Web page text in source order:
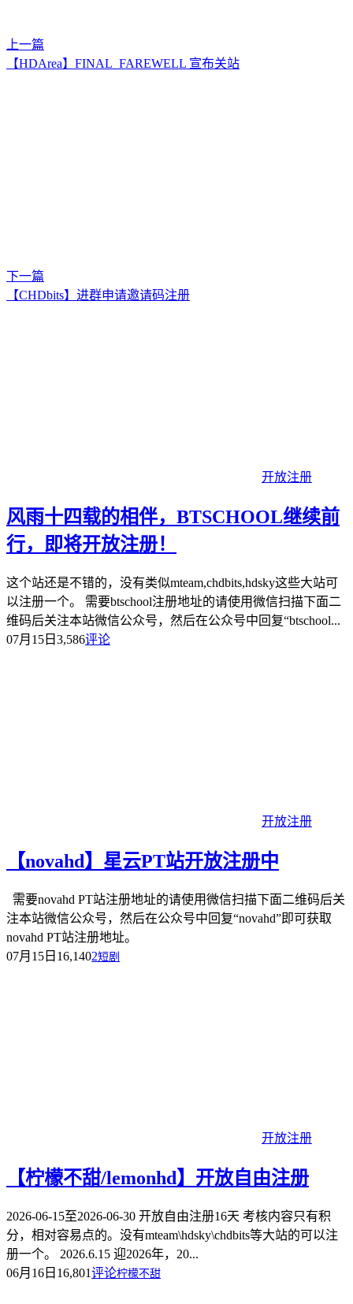
上一篇
【HDArea】FINAL_FAREWELL 宣布关站
下一篇
【CHDbits】进群申请邀请码注册
开放注册
风雨十四载的相伴，BTSCHOOL继续前
行，即将开放注册！
这个站还是不错的，没有类似mteam,chdbits,hdsky这些大站可
以注册一个。 需要btschool注册地址的请使用微信扫描下面二
维码后关注本站微信公众号，然后在公众号中回复“btschool...
07月15日 3,586评论
开放注册
【novahd】星云PT站开放注册中
需要novahd PT站注册地址的请使用微信扫描下面二维码后关
注本站微信公众号，然后在公众号中回复“novahd”即可获取
novahd PT站注册地址。
07月15日 16,1402短剧
开放注册
【柠檬不甜/lemonhd】开放自由注册
2026-06-15至2026-06-30 开放自由注册16天 考核内容只有积
分，相对容易点的。没有mteam\hdsky\chdbits等大站的可以注
册一个。 2026.6.15 迎2026年，20...
06月16日 16,801评论柠檬不甜